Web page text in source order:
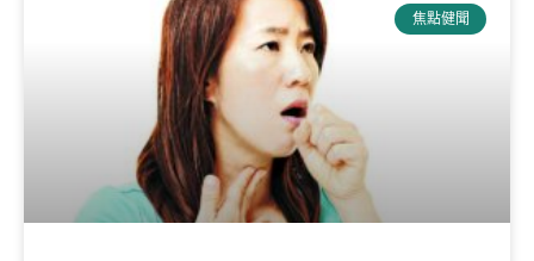
焦點健聞